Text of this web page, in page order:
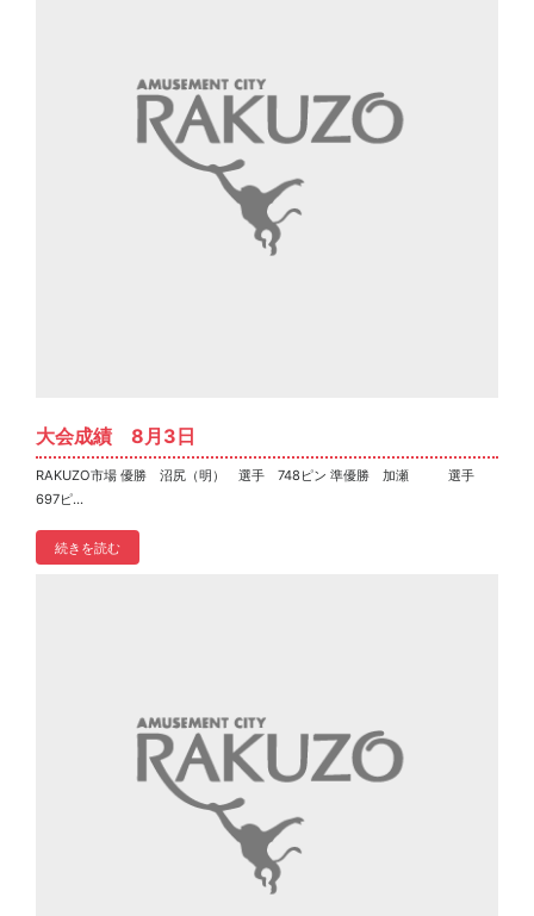
大会成績 8月3日
RAKUZO市場 優勝 沼尻（明） 選手 748ピン 準優勝 加瀬 選手
697ピ...
続きを読む